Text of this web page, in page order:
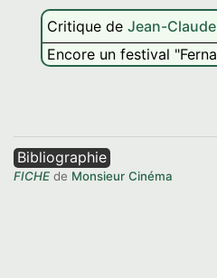
Critique de Jean-Claude
Encore un festival
Bibliographie
FICHE de Monsieur Cinéma